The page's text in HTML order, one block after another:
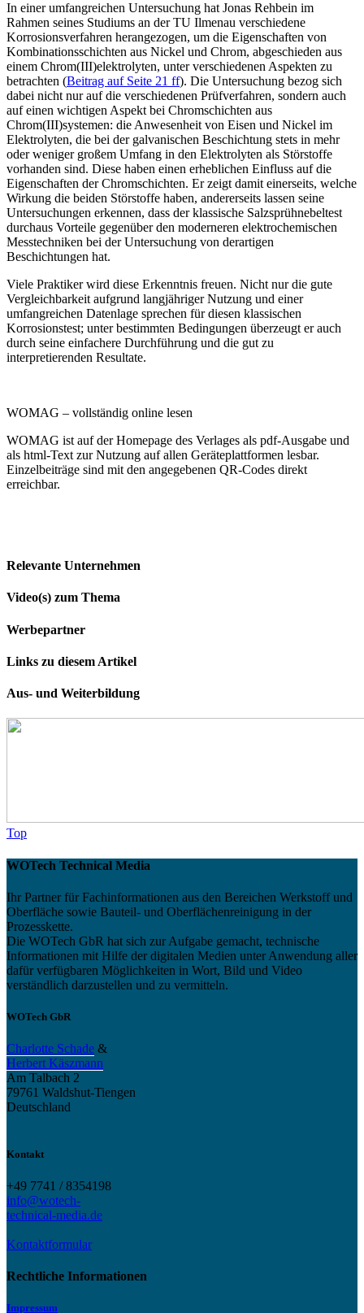
In einer umfangreichen Untersuchung hat Jonas Rehbein im
Rahmen seines Studiums an der TU Ilmenau verschiedene
Korrosionsverfahren herangezogen, um die Eigenschaften von
Kombinationsschichten aus Nickel und Chrom, abgeschieden aus
einem Chrom(III)elektrolyten, unter verschiedenen Aspekten zu
betrachten (Beitrag auf Seite 21 ff). Die Untersuchung bezog sich
dabei nicht nur auf die verschiedenen Prüfverfahren, sondern auch
auf einen wichtigen Aspekt bei Chromschichten aus
Chrom(III)systemen: die Anwesenheit von Eisen und Nickel im
Elektrolyten, die bei der galvanischen Beschichtung stets in mehr
oder weniger großem Umfang in den Elektrolyten als Störstoffe
vorhanden sind. Diese haben einen erheblichen Einfluss auf die
Eigenschaften der Chromschichten. Er zeigt damit einerseits, welche
Wirkung die beiden Störstoffe haben, andererseits lassen seine
Untersuchungen erkennen, dass der klassische Salzsprühnebeltest
durchaus Vorteile gegenüber den moderneren elektrochemischen
Messtechniken bei der Untersuchung von derartigen
Beschichtungen hat.
Viele Praktiker wird diese Erkenntnis freuen. Nicht nur die gute
Vergleichbarkeit aufgrund langjähriger Nutzung und einer
umfangreichen Datenlage sprechen für diesen klassischen
Korrosionstest; unter bestimmten Bedingungen überzeugt er auch
durch seine einfachere Durchführung und die gut zu
interpretierenden Resultate.
WOMAG – vollständig online lesen
WOMAG ist auf der Homepage des Verlages als pdf-Ausgabe und
als html-Text zur Nutzung auf allen Geräteplattformen lesbar.
Einzelbeiträge sind mit den angegebenen QR-Codes direkt
erreichbar.
Relevante Unternehmen
Video(s) zum Thema
Werbepartner
Links zu diesem Artikel
Aus- und Weiterbildung
Top
WOTech Technical Media
Ihr Partner für Fachinformationen aus den Bereichen Werkstoff und
Oberfläche sowie Bauteil- und Oberflächenreinigung in der
Prozesskette.
Die WOTech GbR hat sich zur Aufgabe gemacht, technische
Informationen mit Hilfe der digitalen Medien unter Anwendung aller
dafür verfügbaren Möglichkeiten in Wort, Bild und Video
verständlich darzustellen und zu vermitteln.
WOTech GbR
Charlotte Schade &
Herbert Käszmann
Am Talbach 2
79761 Waldshut-Tiengen
Deutschland
Kontakt
+49 7741 / 8354198
info@wotech-
technical-media.de
Kontaktformular
Rechtliche Informationen
Impressum